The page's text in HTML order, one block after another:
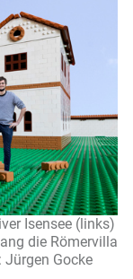
Isensee (links)
die Römervilla
Gocke